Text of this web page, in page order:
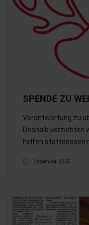
SPENDE ZU
Verantwortung zu
Deshalb verzichten
helfen stattdessen
Dezember 2025